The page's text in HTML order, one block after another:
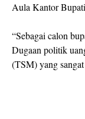
Aula Kantor
“Sebagai calon
Dugaan politik
(TSM) yang